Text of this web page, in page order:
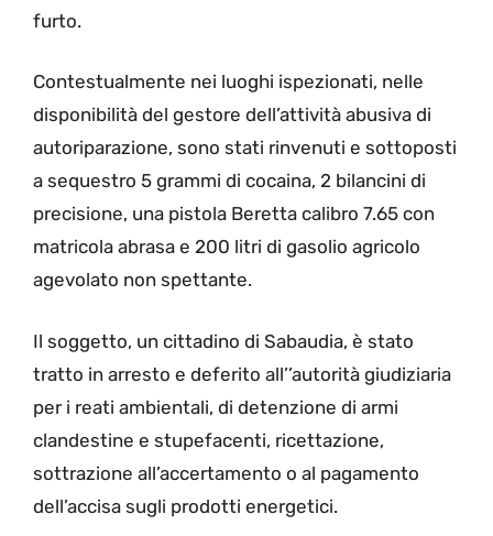
furto.
Contestualmente nei luoghi ispezionati, nelle
disponibilità del gestore dell’attività abusiva di
autoriparazione, sono stati rinvenuti e sottoposti
a sequestro 5 grammi di cocaina, 2 bilancini di
precisione, una pistola Beretta calibro 7.65 con
matricola abrasa e 200 litri di gasolio agricolo
agevolato non spettante.
Il soggetto, un cittadino di Sabaudia, è stato
tratto in arresto e deferito all’’autorità giudiziaria
per i reati ambientali, di detenzione di armi
clandestine e stupefacenti, ricettazione,
sottrazione all’accertamento o al pagamento
dell’accisa sugli prodotti energetici.